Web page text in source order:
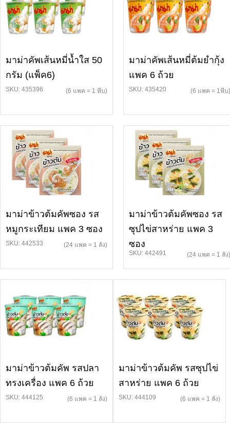
มาม่าคัพเส้นหมี่น้ำใส 50
กรัม (แพ็ค6)
SKU: 435396 (6 แพค = 1 หีบ)
มาม่าคัพเส้นหมี่ต้มยำกุ้ง
แพค 6 ถ้วย
SKU: 435420 (6 แพค = 1หีบ)
มาม่าข้าวต้มคัพซอง รส
หมูกระเทียม แพค 3 ซอง
SKU: 442533 (24 แพค = 1 ลัง)
มาม่าข้าวต้มคัพซอง รส
ซุปไข่สาหร่าย แพค 3
ซอง
SKU: 442491 (24 แพค = 1 ลัง)
มาม่าข้าวต้มคัพ รสปลา
ทรงเครื่อง แพค 6 ถ้วย
SKU: 444125 (6 แพค = 1 ลัง)
มาม่าข้าวต้มคัพ รสซุปไข่
สาหร่าย แพค 6 ถ้วย
SKU: 444109 (6 แพค = 1 ลัง)